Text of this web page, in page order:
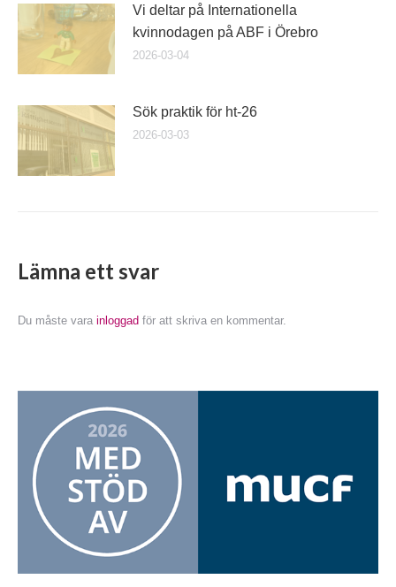
Vi deltar på Internationella
kvinnodagen på ABF i Örebro
2026-03-04
Sök praktik för ht-26
2026-03-03
Lämna ett svar
Du måste vara inloggad för att skriva en kommentar.